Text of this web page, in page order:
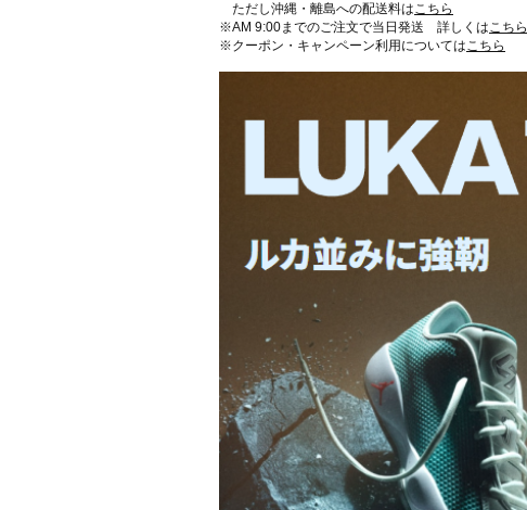
ただし沖縄・離島への配送料はこちら
※AM 9:00までのご注文で当日発送 詳しくはこちら
※クーポン・キャンペーン利用についてはこちら